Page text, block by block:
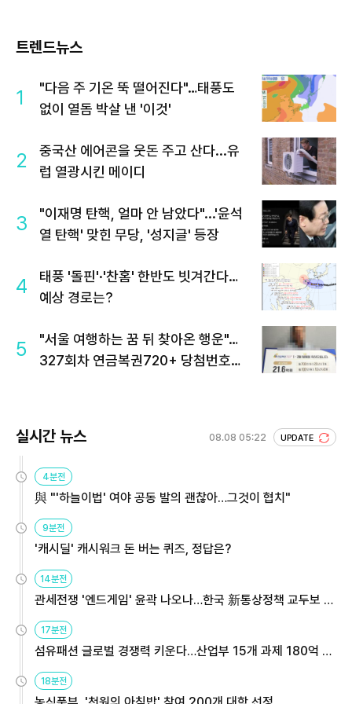
트렌드뉴스
1
"다음 주 기온 뚝 떨어진다"…태풍도
없이 열돔 박살 낸 '이것'
2
중국산 에어콘을 웃돈 주고 산다...유
럽 열광시킨 메이디
3
"이재명 탄핵, 얼마 안 남았다"...'윤석
열 탄핵' 맞힌 무당, '성지글' 등장
4
태풍 '돌핀'·'찬홈' 한반도 빗겨간다…
예상 경로는?
5
"서울 여행하는 꿈 뒤 찾아온 행운"…
327회차 연금복권720+ 당첨번호조
실시간 뉴스 08.08 05:22 UPDATE
4분전
與 "'하늘이법' 여야 공동 발의 괜찮아…그것이 협치"
9분전
'캐시딜' 캐시워크 돈 버는 퀴즈, 정답은?
14분전
관세전쟁 '엔드게임' 윤곽 나오나…한국 新통상정책 교두보 활
용해야
17분전
섬유패션 글로벌 경쟁력 키운다…산업부 15개 과제 180억 지
원
18분전